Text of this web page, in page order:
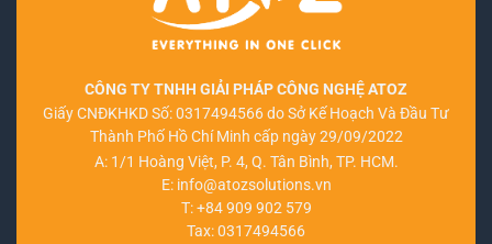
CÔNG TY TNHH GIẢI PHÁP CÔNG NGHỆ ATOZ
Giấy CNĐKHKD Số: 0317494566 do Sở Kế Hoạch Và Đầu Tư
Thành Phố Hồ Chí Minh cấp ngày 29/09/2022
A: 1/1 Hoàng Việt, P. 4, Q. Tân Bình, TP. HCM.
E: info@atozsolutions.vn
T:+84 909 902 579
Tax: 0317494566